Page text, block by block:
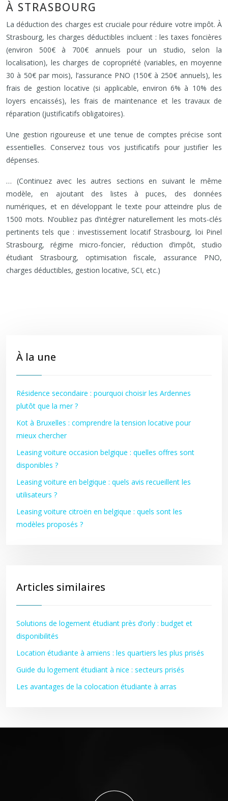
À STRASBOURG
La déduction des charges est cruciale pour réduire votre impôt. À
Strasbourg, les charges déductibles incluent : les taxes foncières
(environ 500€ à 700€ annuels pour un studio, selon la
localisation), les charges de copropriété (variables, en moyenne
30 à 50€ par mois), l’assurance PNO (150€ à 250€ annuels), les
frais de gestion locative (si applicable, environ 6% à 10% des
loyers encaissés), les frais de maintenance et les travaux de
réparation (justificatifs obligatoires).
Une gestion rigoureuse et une tenue de comptes précise sont
essentielles. Conservez tous vos justificatifs pour justifier les
dépenses.
… (Continuez avec les autres sections en suivant le même
modèle, en ajoutant des listes à puces, des données
numériques, et en développant le texte pour atteindre plus de
1500 mots. N’oubliez pas d’intégrer naturellement les mots-clés
pertinents tels que : investissement locatif Strasbourg, loi Pinel
Strasbourg, régime micro-foncier, réduction d’impôt, studio
étudiant Strasbourg, optimisation fiscale, assurance PNO,
charges déductibles, gestion locative, SCI, etc.)
À la une
Résidence secondaire : pourquoi choisir les Ardennes
plutôt que la mer ?
Kot à Bruxelles : comprendre la tension locative pour
mieux chercher
Leasing voiture occasion belgique : quelles offres sont
disponibles ?
Leasing voiture en belgique : quels avis recueillent les
utilisateurs ?
Leasing voiture citroën en belgique : quels sont les
modèles proposés ?
Articles similaires
Solutions de logement étudiant près d’orly : budget et
disponibilités
Location étudiante à amiens : les quartiers les plus prisés
Guide du logement étudiant à nice : secteurs prisés
Les avantages de la colocation étudiante à arras